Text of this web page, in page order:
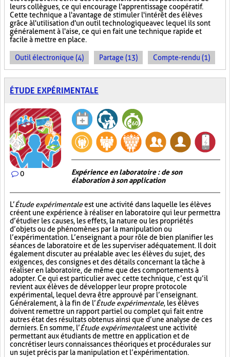
leurs collègues, ce qui encourage l'apprentissage coopératif.
Cette technique a l'avantage de stimuler l'intérêt des élèves
grâce à l'utilisation d'un outil technologique avec lequel ils sont
généralement à l'aise, ce qui en fait une technique rapide et
facile à mettre en place.
Outil électronique (4) Partage (13) Compte-rendu (1)
ÉTUDE EXPÉRIMENTALE
0
Expérience en laboratoire : de son
élaboration à son application
L’Étude expérimentaleest une activité dans laquelle les élèves
créent une expérience à réaliser en laboratoire qui leur permettra
d’étudier les causes, les effets, la nature ou les propriétés
d’objets ou de phénomènes par la manipulation ou
l’expérimentation. L’enseignant a pour rôle de bien planifier les
séances de laboratoire et de les superviser adéquatement. Il doit
également discuter au préalable avec les élèves du sujet, des
exigences, des consignes et des détails concernant la tâche à
réaliser en laboratoire, de même que des comportements à
adopter. Ce qui est particulier avec cette technique, c’est qu’il
revient aux élèves de développer leur propre protocole
expérimental, lequel devra être approuvé par l’enseignant.
Généralement, à la fin de l’Étude expérimentale, les élèves
doivent remettre un rapport partiel ou complet qui fait entre
autres état des résultats obtenus ainsi que d’une analyse de ces
derniers. En somme, l’Étude expérimentaleest une activité
permettant aux étudiants de mettre en application et de
concrétiser leurs connaissances théoriques et procédurales sur
un sujet précis par la manipulation et l’expérimentation.